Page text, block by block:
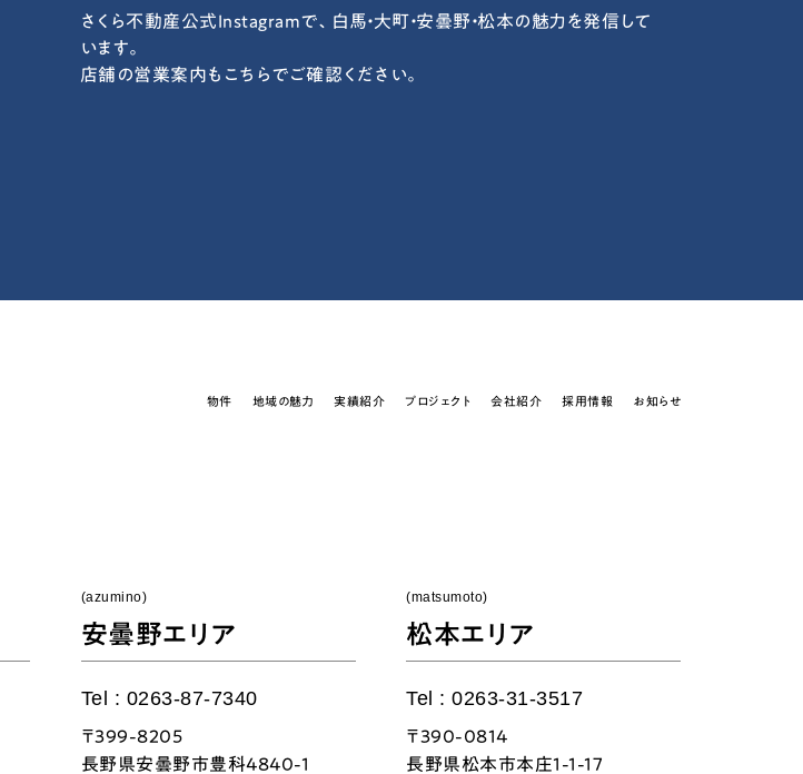
さくら不動産公式Instagramで、 白馬・大町・安曇野・松本の魅力を発信して
います。
店舗の営業案内もこちらでご確認ください。
物件 地域の魅力 実績紹介 プロジェクト 会社紹介 採用情報 お知らせ
(azumino)
安曇野エリア
Tel : 0263-87-7340
〒399-8205
長野県安曇野市豊科4840-1
(matsumoto)
松本エリア
Tel : 0263-31-3517
〒390-0814
長野県松本市本庄1-1-17